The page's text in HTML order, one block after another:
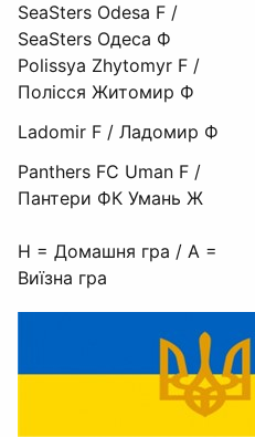
SeaSters Odesa F /
SeaSters Одеса Ф
Polissya Zhytomyr F /
Полісся Житомир Ф
Ladomir F / Ладомир Ф
Panthers FC Uman F /
Пантери ФК Умань Ж
H = Домашня гра / A =
Виїзна гра